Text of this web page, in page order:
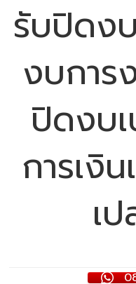
รับปิดง
งบการ
ปิดงบ
การเงิ
เ